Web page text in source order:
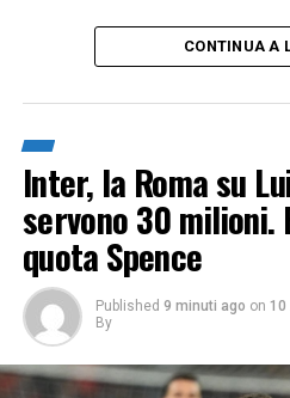
CONTINUA A
Inter, la Roma su
servono 30 milioni.
quota Spence
Published 9 minuti ago on 10
By